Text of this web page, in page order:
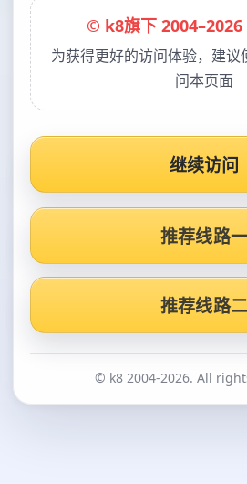
© k8旗下 2004–2026
为获得更好的访问体验，建议
问本页面
继续访问
推荐线路一
推荐线路二
© k8 2004-2026. All